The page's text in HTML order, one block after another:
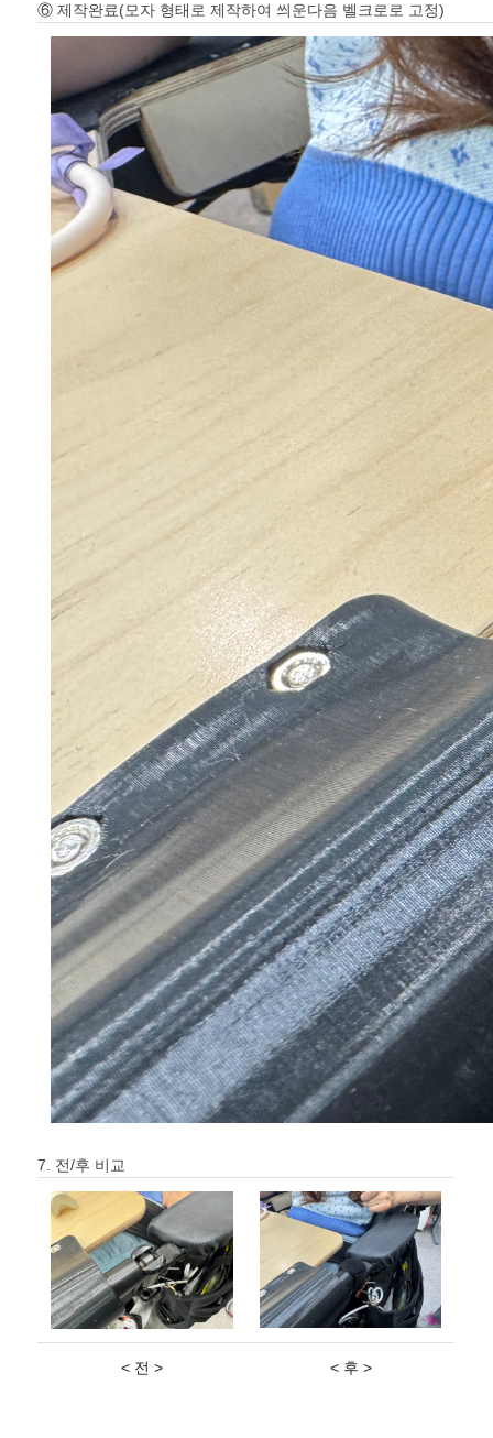
⑥ 제작완료(모자 형태로 제작하여 씌운다음 벨크로로 고정)
7. 전/후 비교
< 전 > < 후 >